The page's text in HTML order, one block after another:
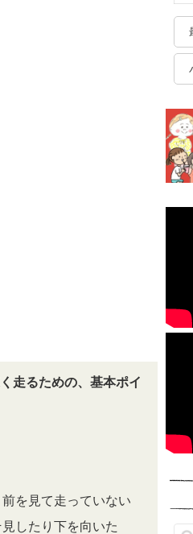
走るための、基本ポイ
を見て走っていない
したり下を向いた